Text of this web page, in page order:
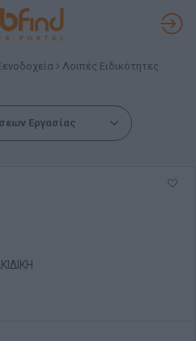
Λοιπές Ειδικότητες
Εργασίας